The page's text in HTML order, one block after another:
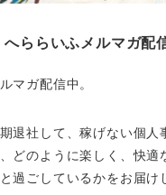
へららいふメルマガ配
マガ配信中。
退社して、稼げない個人
どのように楽しく、快適
過ごしているかをお届け